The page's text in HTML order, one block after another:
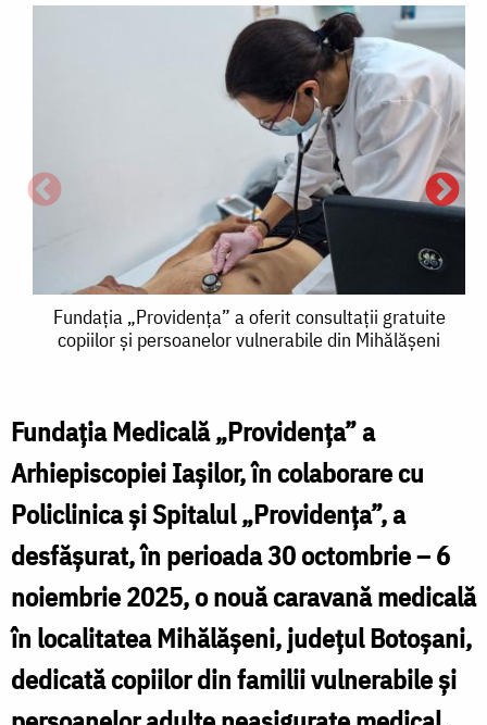
Fundația
„Providența”
oferit
consultații
gratuite
copiilor
și
vulnerabile
din
Fundația „Providența” a oferit consultații gratuite
copiilor și persoanelor vulnerabile din Mihălășeni
Fundația Medicală „Providența” a
Arhiepiscopiei Iașilor, în colaborare cu
Policlinica și Spitalul „Providența”, a
desfășurat, în perioada 30 octombrie – 6
noiembrie 2025, o nouă caravană medicală
în localitatea Mihălășeni, județul Botoșani,
dedicată copiilor din familii vulnerabile și